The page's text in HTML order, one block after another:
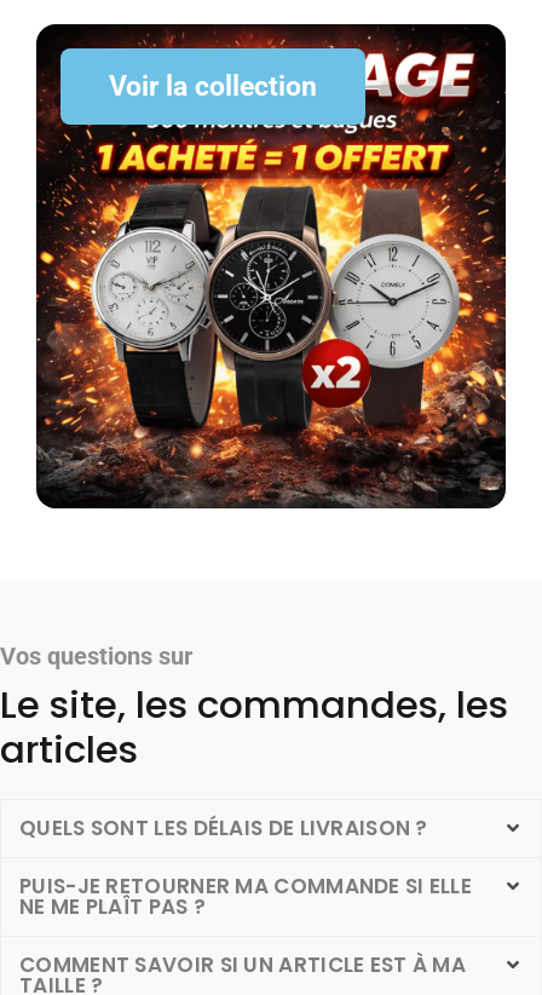
Voir la collection
Vos questions sur
Le site, les commandes, les
articles
QUELS SONT LES DÉLAIS DE LIVRAISON ?
PUIS-JE RETOURNER MA COMMANDE SI ELLE
NE ME PLAÎT PAS ?
COMMENT SAVOIR SI UN ARTICLE EST À MA
TAILLE ?